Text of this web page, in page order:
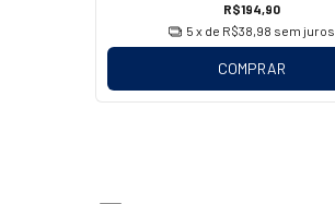
R$194,90
5 x de R$38,98 sem juros
COMPRAR